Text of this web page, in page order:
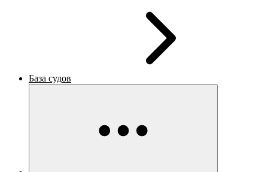
База судов